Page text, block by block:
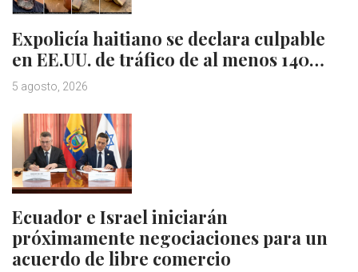
Expolicía haitiano se declara culpable
en EE.UU. de tráfico de al menos 140…
5 agosto, 2026
Ecuador e Israel iniciarán
próximamente negociaciones para un
acuerdo de libre comercio